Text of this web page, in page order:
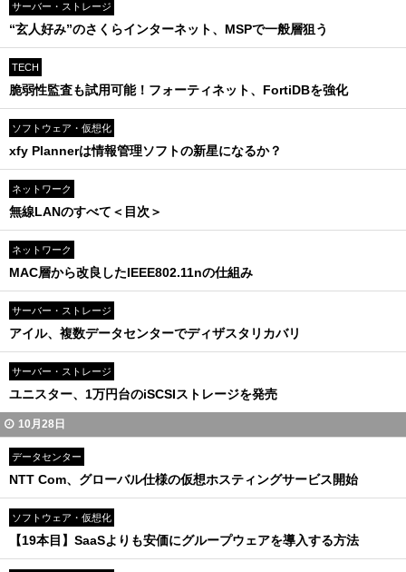
サーバー・ストレージ
“玄人好み”のさくらインターネット、MSPで一般層狙う
TECH
脆弱性監査も試用可能！フォーティネット、FortiDBを強化
ソフトウェア・仮想化
xfy Plannerは情報管理ソフトの新星になるか？
ネットワーク
無線LANのすべて＜目次＞
ネットワーク
MAC層から改良したIEEE802.11nの仕組み
サーバー・ストレージ
アイル、複数データセンターでディザスタリカバリ
サーバー・ストレージ
ユニスター、1万円台のiSCSIストレージを発売
10月28日
データセンター
NTT Com、グローバル仕様の仮想ホスティングサービス開始
ソフトウェア・仮想化
【19本目】SaaSよりも安価にグループウェアを導入する方法